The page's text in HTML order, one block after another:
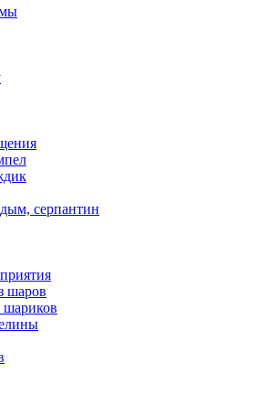
серпантин
шаров